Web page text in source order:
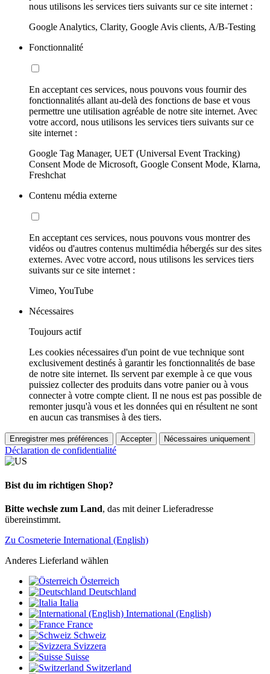
nous utilisons les services tiers suivants sur ce site internet :
Google Analytics, Clarity, Google Avis clients, A/B-Testing
Fonctionnalité
En acceptant ces services, nous pouvons vous fournir des
fonctionnalités allant au-delà des fonctions de base et vous
permettre une utilisation agréable de notre site internet. Avec
votre accord, nous utilisons les services tiers suivants sur ce
site internet :
Google Tag Manager, UET (Universal Event Tracking)
Consent Mode de Microsoft, Google Consent Mode, Klarna,
Freshchat
Contenu média externe
En acceptant ces services, nous pouvons vous montrer des
vidéos ou d'autres contenus multimédia hébergés sur des sites
externes. Avec votre accord, nous utilisons les services tiers
suivants sur ce site internet :
Vimeo, YouTube
Nécessaires
Toujours actif
Les cookies nécessaires d'un point de vue technique sont
exclusivement destinés à garantir les fonctionnalités de base
de notre site internet. Ils servent par exemple à ce que vous
puissiez collecter des produits dans votre panier ou à vous
connecter à votre compte client. Il ne nous est pas possible de
remonter jusqu'à vous et les données qui en résultent ne sont
en aucun cas transmises à des tiers.
Enregistrer mes préférences Accepter Nécessaires uniquement
Déclaration de confidentialité
Bist du im richtigen Shop?
Bitte wechsle zum Land, das mit deiner Lieferadresse
übereinstimmt.
Zu Cosmeterie International (English)
Anderes Lieferland wählen
Österreich
Deutschland
Italia
International (English)
France
Schweiz
Svizzera
Suisse
Switzerland